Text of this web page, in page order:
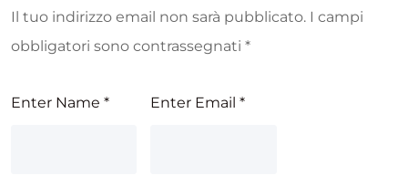
Il tuo indirizzo email non sarà pubblicato. I campi
obbligatori sono contrassegnati *
Enter Name * Enter Email*